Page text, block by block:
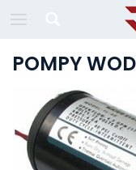
POMPY